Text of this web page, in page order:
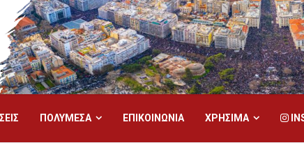
ΠΟΛΥΜΕΣΑ ΕΠΙΚΟΙΝΩΝΙΑ ΧΡΗΣΙΜΑ